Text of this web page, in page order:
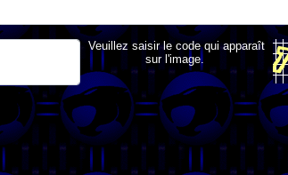
Veuillez saisir le code qui apparaît
sur l'image.